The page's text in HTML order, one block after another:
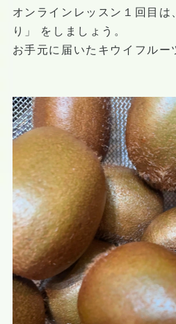
オンラインレッスン１回目は
り」 をしましょう。
お手元に届いたキウイフルー